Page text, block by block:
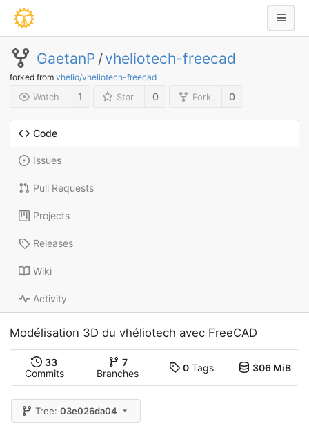
GaetanP /vheliotech-freecad
forked from vhelio/vheliotech-freecad
Watch 1 Star 0 Fork 0
Code
Issues
Pull Requests
Projects
Releases
Wiki
Activity
Modélisation 3D du vhéliotech avec FreeCAD
33
Commits
7
Branches
0Tags 306 MiB
Tree:03e026da04